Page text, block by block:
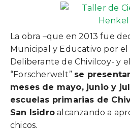
La obra –que en 2013 fue
Municipal y Educativo por
Deliberante de Chivilcoy- y
“Forscherwelt” se
meses de mayo, junio y
escuelas primarias de
San Isidro alcanzando a
chicos.